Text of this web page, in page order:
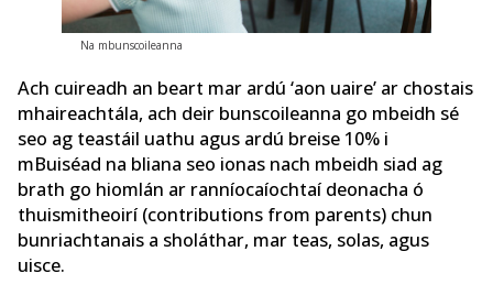
Na mbunscoileanna
Ach cuireadh an beart mar ardú ‘aon uaire’ ar chostais
mhaireachtála, ach deir bunscoileanna go mbeidh sé
seo ag teastáil uathu agus ardú breise 10% i
mBuiséad na bliana seo ionas nach mbeidh siad ag
brath go hiomlán ar ranníocaíochtaí deonacha ó
thuismitheoirí (contributions from parents) chun
bunriachtanais a sholáthar, mar teas, solas, agus
uisce.